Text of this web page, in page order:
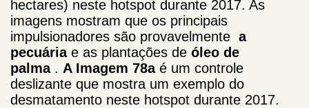
hectares) neste hotspot durante 2017. As
imagens mostram que os principais
impulsionadores são provavelmente a
pecuáriae as plantações de óleo de
palma. A Imagem 78aé um controle
deslizante que mostra um exemplo do
desmatamento neste hotspot durante 2017.